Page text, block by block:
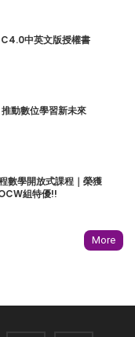
中英文版授權書
動數位學習新未來
數學開放式課程｜榮獲
組特優!!
More